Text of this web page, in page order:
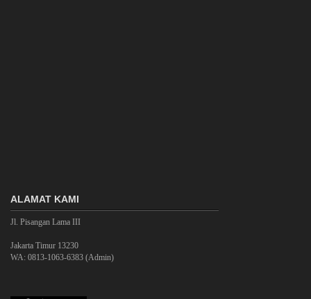
ALAMAT KAMI
Jl. Pisangan Lama III
Jakarta Timur 13230
WA: 0813-1063-6383 (Admin)